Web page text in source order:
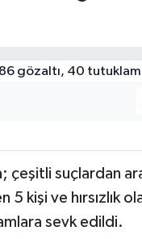
çeşitli suçlardan
kişi ve hırsızlık
sevk edildi.